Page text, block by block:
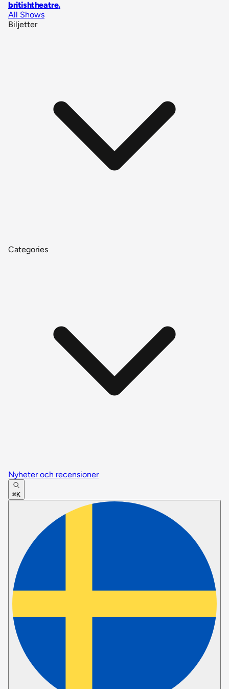
britishtheatre.
All Shows
Biljetter
Categories
Nyheter och recensioner
⌘K